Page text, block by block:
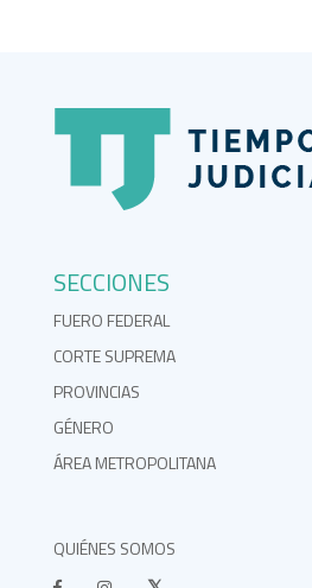
SECCIONES
FUERO FEDERAL
CORTE SUPREMA
PROVINCIAS
GÉNERO
ÁREA METROPOLITANA
QUIÉNES SOMOS